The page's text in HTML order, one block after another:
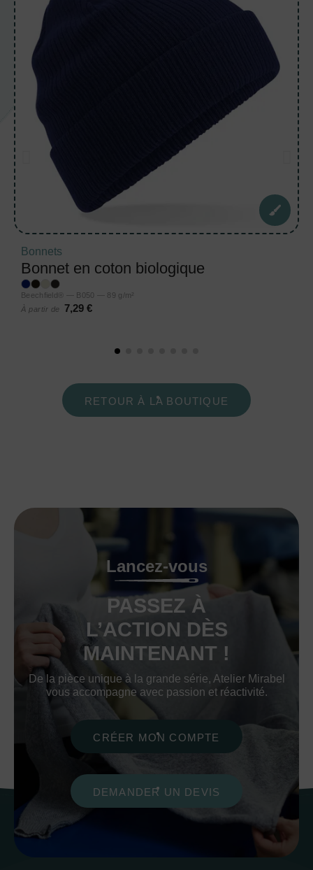
Bonnets
Bonnet en coton biologique
Beechfield® — B050 — 89 g/m²
À partir de
7,29 €
RETOUR À LA BOUTIQUE
Lancez-vous
PASSEZ À
L’ACTION DÈS
MAINTENANT !
De la pièce unique à la grande série, Atelier Mirabel
vous accompagne avec passion et réactivité.
CRÉER MON COMPTE
DEMANDER UN DEVIS